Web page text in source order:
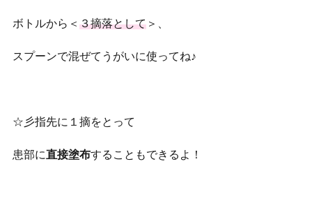
ボトルから＜ ３摘落として ＞、
スプーンで混ぜてうがいに使ってね♪
☆彡指先に１摘をとって
患部に直接塗布することもできるよ！